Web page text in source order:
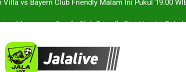
Singapura vs Indonesia Piala ASEAN Malam Ini Pukul